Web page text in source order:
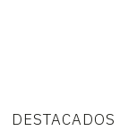
DESTACADOS